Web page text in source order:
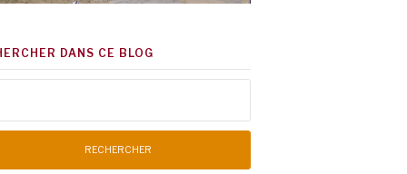
DANS CE BLOG